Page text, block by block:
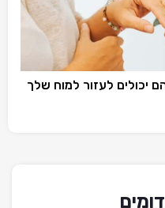
יכולים לעזור למוח שלך